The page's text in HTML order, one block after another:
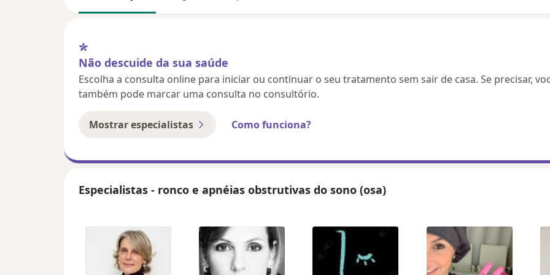
Não descuide da sua saúde
Escolha a consulta online para iniciar ou continuar o seu tratamento sem sair de casa. Se precisar,
também pode marcar uma consulta no consultório.
Mostrar especialistas Como funciona?
Especialistas - ronco e apnéias obstrutivas do sono (osa)